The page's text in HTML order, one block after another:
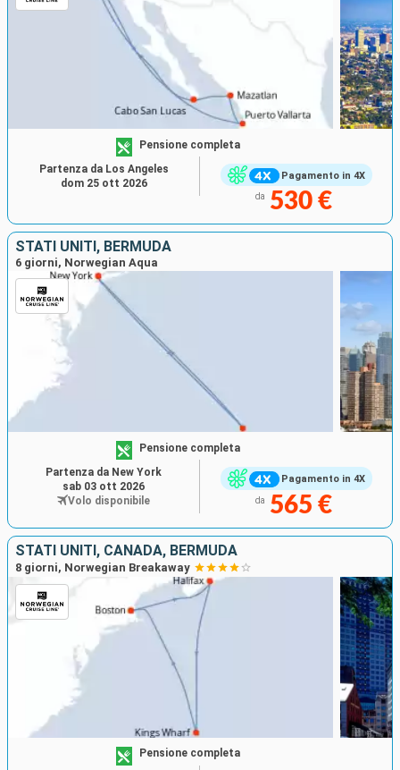
Pagamento in 4X
Pensione completa
da 530 €
Partenza da Los Angeles
dom 25 ott 2026
STATI UNITI, BERMUDA
6 giorni, Norwegian Aqua
Pagamento in 4X
Pensione completa
da 565 €
Partenza da New York
sab 03 ott 2026
Volo disponibile
STATI UNITI, CANADA, BERMUDA
8 giorni, Norwegian Breakaway
Pensione completa